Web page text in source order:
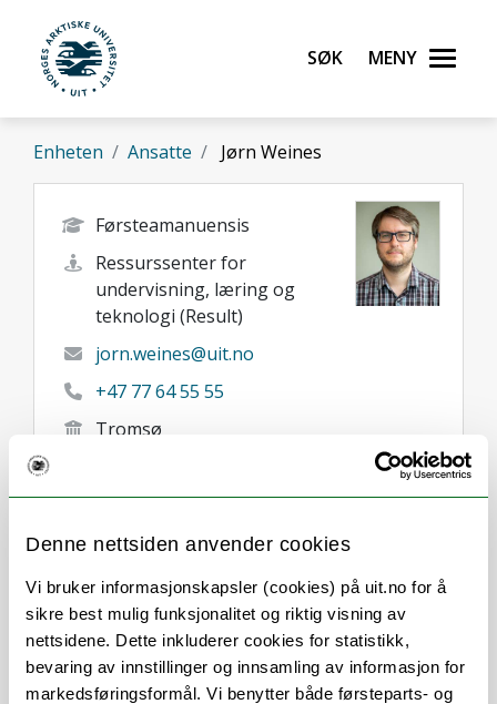
Denne nettsiden anvender cookies
Vi bruker informasjonskapsler (cookies) på uit.no for å
sikre best mulig funksjonalitet og riktig visning av
nettsidene. Dette inkluderer cookies for statistikk,
bevaring av innstillinger og innsamling av informasjon for
markedsføringsformål. Vi benytter både førsteparts- og
Gå til hovedinnhold
UiT Norges arktiske universitet
Søk Meny
Enheten Ansatte Jørn Weines
Førsteamanuensis
Ressurssenter for
undervisning, læring og
teknologi (Result)
jorn.weines@uit.no
+47 77 64 55 55
Tromsø
Forskning og undervisning
Publikasjoner
Her finner du meg